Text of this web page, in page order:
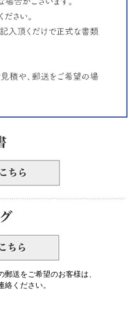
送をご希望のお客様は、
絡ください。